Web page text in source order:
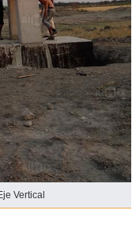
Vertical